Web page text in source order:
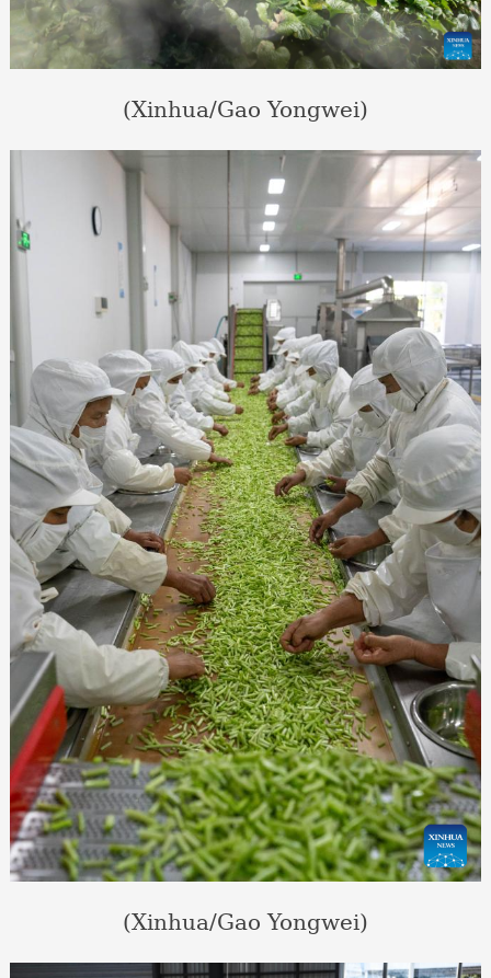
(Xinhua/Gao Yongwei)
(Xinhua/Gao Yongwei)